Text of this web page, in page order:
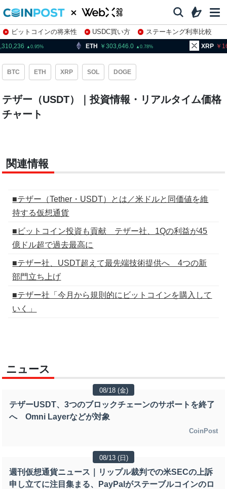
ビットコインの将来性 USDC買い方
ステーキング利率比較
株特集・関連銘柄
0.95 ETH 303,646.0 0.78 XRP
BTC ETH XRP SOL DOGE
テザー（USDT）｜投資情報・リアルタイム価格
チャート
関連情報
■テザー（Tether・USDT）とは／米ドルと同価値を維
持する仮想通貨
■ビットコイン投資も貢献 テザー社、1Qの利益が45
億ドル超で過去最高に
■テザー社、USDT超えて最先端技術提供へ 4つの新
部門立ち上げ
■テザー社「今月から規則的にビットコインを購入して
いく」
ニュース
08/18 (金)
テザーUSDT、3つのブロックチェーンのサポートを終了
へ Omni Layerなどが対象
CoinPost
08/13 (日)
週刊仮想通貨ニュース｜リップル裁判での米SECの上訴
申し立てに注目集まる、PayPalがステーブルコインのロ